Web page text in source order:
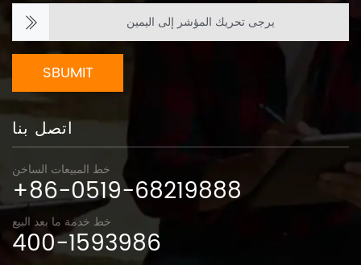
يرجى تحريك المؤشر إلى اليمين
SBUMIT
اتصل بنا
خط المبيعات الساخن
+86-0519-68219888
خط خدمة ما بعد البيع
400-1593986